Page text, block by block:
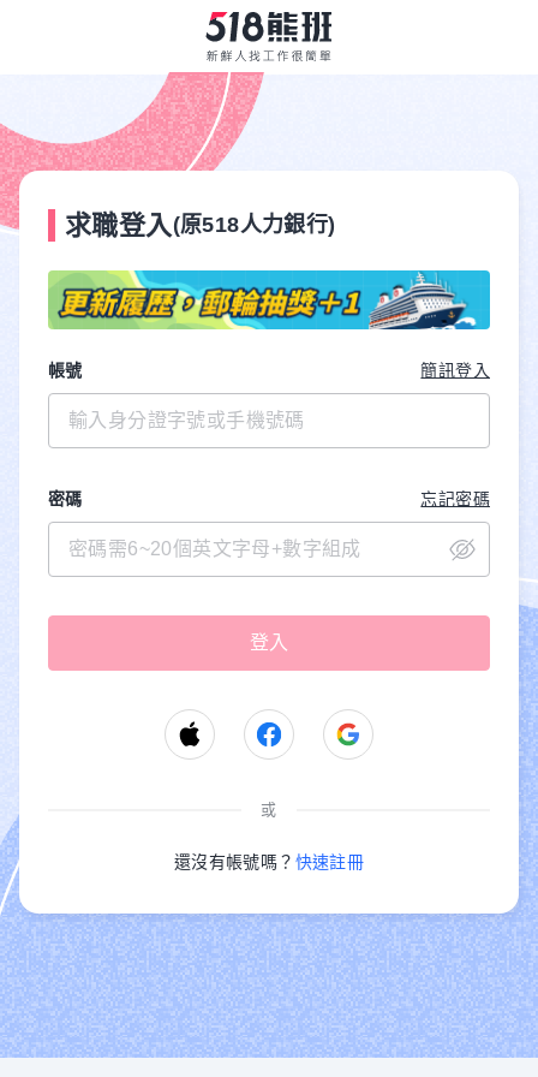
求職登入 (原518人力銀行)
帳號 簡訊登入
密碼 忘記密碼
或
還沒有帳號嗎？ 快速註冊